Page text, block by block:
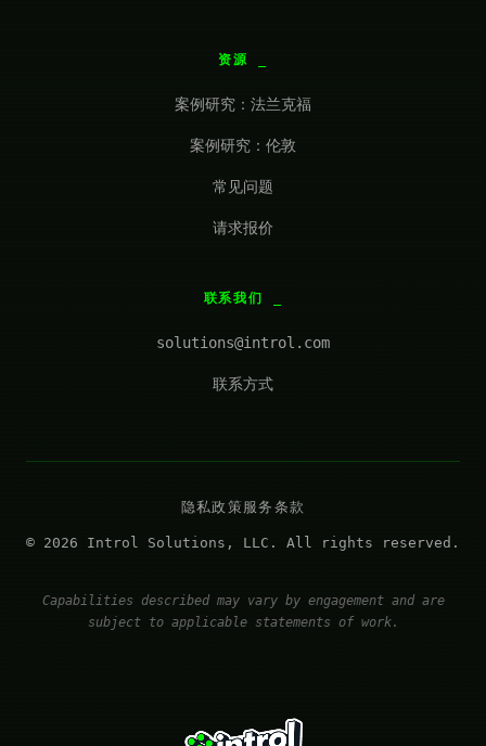
资源
案例研究：法兰克福
案例研究：伦敦
常见问题
请求报价
联系我们
solutions@introl.com
联系方式
隐私政策服务条款
© 2026 Introl Solutions, LLC. All rights reserved.
Capabilities described may vary by engagement and are
subject to applicable statements of work.